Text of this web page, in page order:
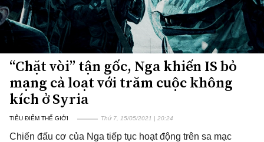
“Chặt vòi” tận gốc, Nga khiến IS bỏ
mạng cả loạt với trăm cuộc không
kích ở Syria
TIÊU ĐIỂM THẾ GIỚI Thứ 7, 15/05/2021 | 20:24
Chiến đấu cơ của Nga tiếp tục hoạt động trên sa mạc